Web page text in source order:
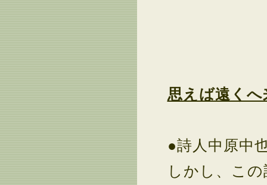
思えば遠く
●詩人中原中
しかし、こ